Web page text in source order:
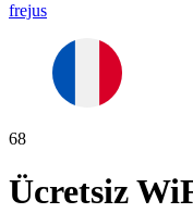
frejus
68
Ücretsiz